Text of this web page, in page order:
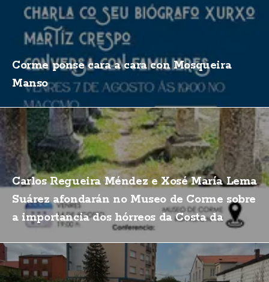
Corme ponse cara a cara con Mosqueira
Manso
Carlos Regueira Méndez e Xosé María Lema
Suárez afondarán no Museo de Corme sobre
a importancia dos hórreos da Costa da